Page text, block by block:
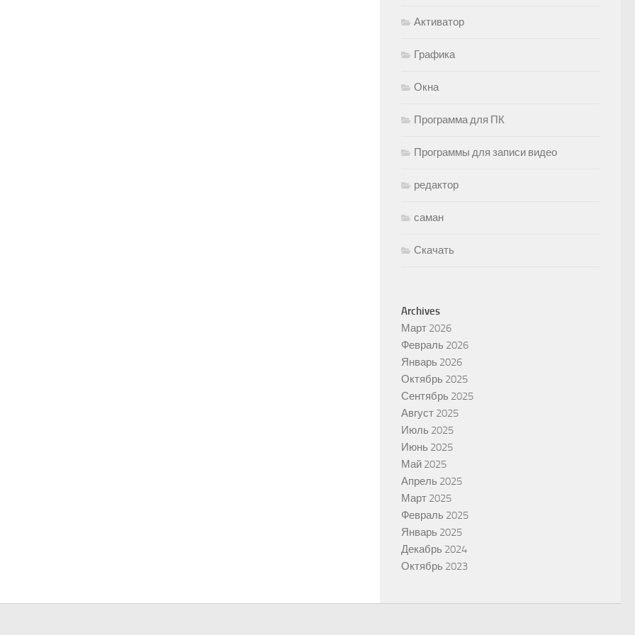
Активатор
Графика
Окна
Программа для ПК
Программы для записи видео
редактор
саман
Скачать
Archives
Март 2026
Февраль 2026
Январь 2026
Октябрь 2025
Сентябрь 2025
Август 2025
Июль 2025
Июнь 2025
Май 2025
Апрель 2025
Март 2025
Февраль 2025
Январь 2025
Декабрь 2024
Октябрь 2023